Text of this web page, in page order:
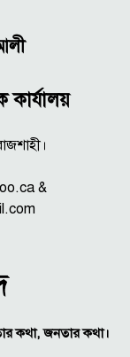
কার্যালয়
&
কথা, জনতার কথা।